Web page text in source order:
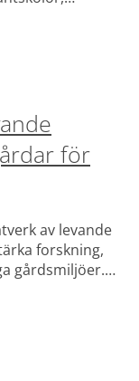
som
för
av levande
forskning,
gårdsmiljöer.
utveckla
för hållbar